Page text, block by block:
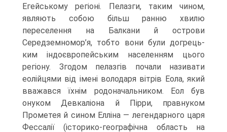
Егейському регіоні. Пелазги, таким чином,
являють собою більш ранню хвилю
переселення на Балкани й острови
Середземномор’я, тобто вони були догрець-
ким індоєвропейським населенням цього
регіону. Згодом пелазгів почали називати
еолійцями від імені володаря вітрів Еола, який
вважався їхнім родоначальником. Еол був
онуком Девкаліона й Пірри, правнуком
Прометея й сином Елліна — леген­дарного царя
Фессалії (історико-географічна область на